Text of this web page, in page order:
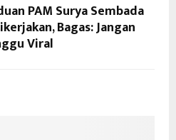
PAM Surya Sembada
Bagas: Jangan
Viral